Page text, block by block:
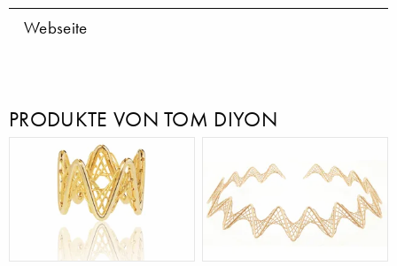
Webseite
PRODUKTE VON TOM DIYON